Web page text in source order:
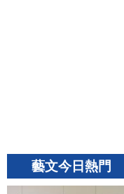
藝文今日熱門